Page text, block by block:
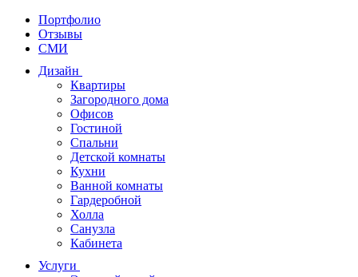
Портфолио
Отзывы
СМИ
Дизайн
Квартиры
Загородного дома
Офисов
Гостиной
Спальни
Детской комнаты
Кухни
Ванной комнаты
Гардеробной
Холла
Санузла
Кабинета
Услуги